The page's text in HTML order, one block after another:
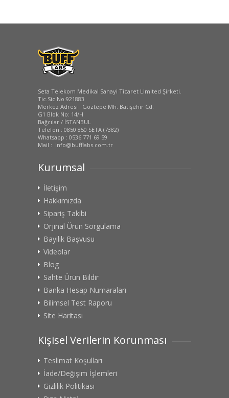
Seta Telekom Medikal Sanayi Ticaret Limited Şirketi.
Tic.Sic.No:921883
Merkez Adresi : Göztepe Mh. Batışehir Cd.
G1 Blok No: 14/H
Bağcılar / İSTANBUL
Telefon : 0850 850 SETA (7382)
Whatsapp : 0536 771 69 59
Mail : info@bufflabs.com.tr
Kurumsal
İletişim
Hakkımızda
Sipariş Takibi
Orjinal Ürün Sorgulama
Bayilik Başvusu
Videolar
Blog
Sahte Ürün Bildir
Banka Hesap Numaraları
Bilimsel Test Raporu
Site Haritası
Kişisel Verilerin Korunması
Teslimat Koşulları
İade/Değişim İşlemleri
Gizlilik Politikası